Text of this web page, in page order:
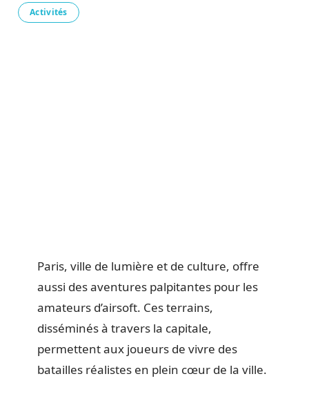
Activités
Paris, ville de lumière et de culture, offre
aussi des aventures palpitantes pour les
amateurs d’airsoft. Ces terrains,
disséminés à travers la capitale,
permettent aux joueurs de vivre des
batailles réalistes en plein cœur de la ville.